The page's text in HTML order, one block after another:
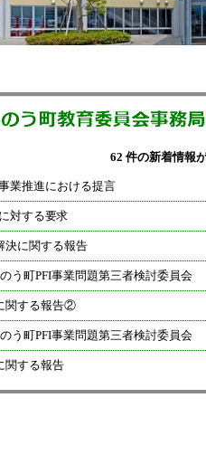
62 件の新着情報
業推進における提言
対する要求
決に関する報告
う町PFI事業問題第三者検討委員会
関する報告②
う町PFI事業問題第三者検討委員会
関する報告
う町PFI事業問題第三者検討委員会